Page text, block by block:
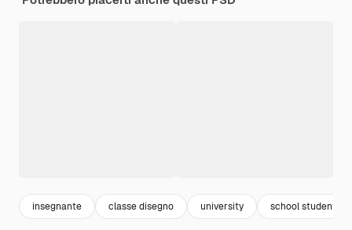
insegnante classe disegno university school student